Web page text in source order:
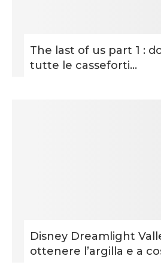
The last of us part 1 :
tutte le casseforti...
Disney Dreamlight
ottenere l’argilla e a